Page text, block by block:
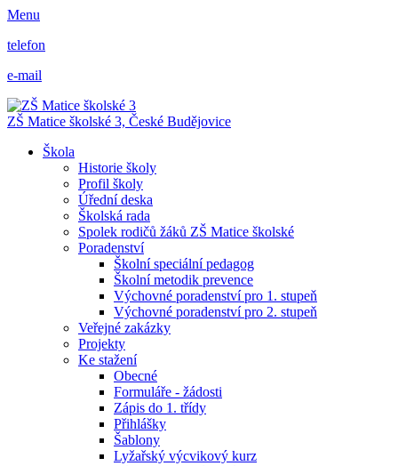
Menu
telefon
e-mail
ZŠ Matice školské 3, České Budějovice
Škola
Historie školy
Profil školy
Úřední deska
Školská rada
Spolek rodičů žáků ZŠ Matice školské
Poradenství
Školní speciální pedagog
Školní metodik prevence
Výchovné poradenství pro 1. stupeň
Výchovné poradenství pro 2. stupeň
Veřejné zakázky
Projekty
Ke stažení
Obecné
Formuláře - žádosti
Zápis do 1. třídy
Přihlášky
Šablony
Lyžařský výcvikový kurz